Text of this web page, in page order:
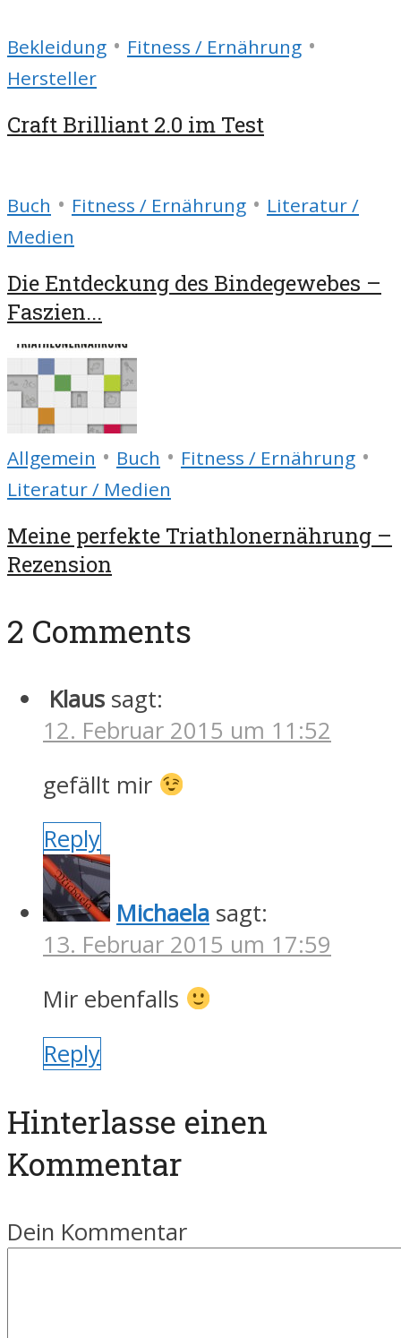
Bekleidung • Fitness / Ernährung •
Hersteller
Craft Brilliant 2.0 im Test
Buch • Fitness / Ernährung • Literatur /
Medien
Die Entdeckung des Bindegewebes –
Faszien...
Allgemein • Buch • Fitness / Ernährung •
Literatur / Medien
Meine perfekte Triathlonernährung –
Rezension
2 Comments
Klaus sagt:
12. Februar 2015 um 11:52
gefällt mir
Reply
Michaela sagt:
13. Februar 2015 um 17:59
Mir ebenfalls
Reply
Hinterlasse einen
Kommentar
Dein Kommentar